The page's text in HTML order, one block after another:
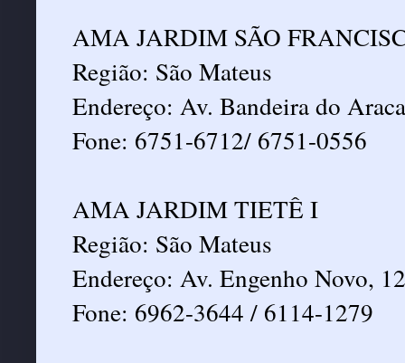
AMA JARDIM SÃO
Região: São Mateus
Endereço: Av. Bandeira do
Fone: 6751-6712/ 6751-0556
AMA JARDIM TIETÊ I
Região: São Mateus
Endereço: Av. Engenho Novo,
Fone: 6962-3644 / 6114-1279